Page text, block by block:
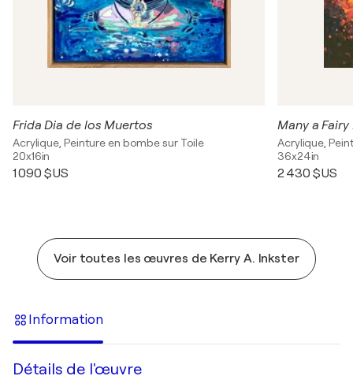
Frida Dia de los Muertos
Acrylique, Peinture en bombe sur Toile
20x16in
1 090 $US
Many a
Acrylique,
36x24in
2 430 $US
Voir toutes les œuvres de Kerry A. Inkster
Information
Détails de l'œuvre